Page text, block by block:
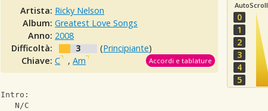
Artista: Ricky Nelson
Album:Greatest Love Songs
Anno: 2008
Difficoltà:
3 (Principiante)
Chiave:C ,Am Accordi e tablature
AutoScroll
0
1
2
3
4
5
Intro:
   N/C